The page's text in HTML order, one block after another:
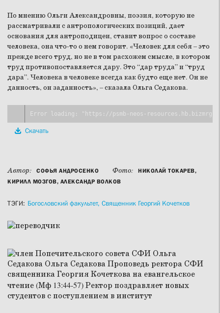
По мнению Ольги Александровны, поэзия, которую не
рассматривали с антропологических позиций, дает
основания для антроподицеи, ставит вопрос о составе
человека, она что-то о нем говорит. «Человек для себя – это
прежде всего труд, но не в том расхожем смысле, в котором
труд противопоставляется дару. Это “дар труда” и “труд
дара”. Человека в человеке всегда как будто еще нет. Он не
данность, он заданность», – сказала Ольга Седакова.
Скачать
Автор: СОФЬЯ АНДРОСЕНКО Фото:
НИКОЛАЙ ТОКАРЕВ,
КИРИЛЛ МОЗГОВ, АЛЕКСАНДР ВОЛКОВ
ТЭГИ: Богословский факультет, Священник Георгий Кочетков